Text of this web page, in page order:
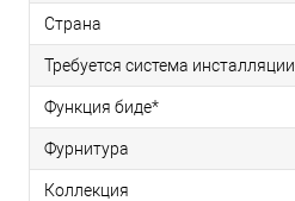
Страна
Требуется система инсталляции
Функция биде*
Фурнитура
Коллекция